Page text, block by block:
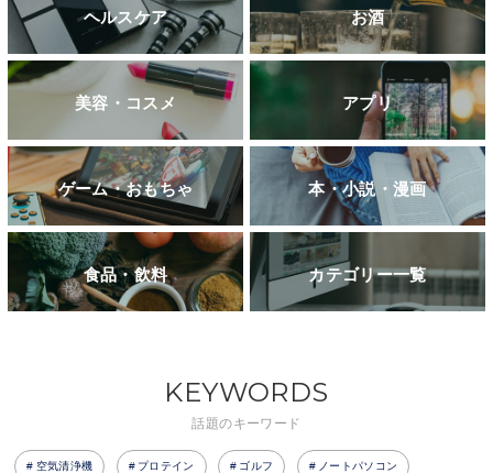
ヘルスケア お酒
美容・コスメ アプリ
ゲーム・おもちゃ 本・小説・漫画
食品・飲料 カテゴリー一覧
KEYWORDS
話題のキーワード
空気清浄機 プロテイン ゴルフ ノートパソコン